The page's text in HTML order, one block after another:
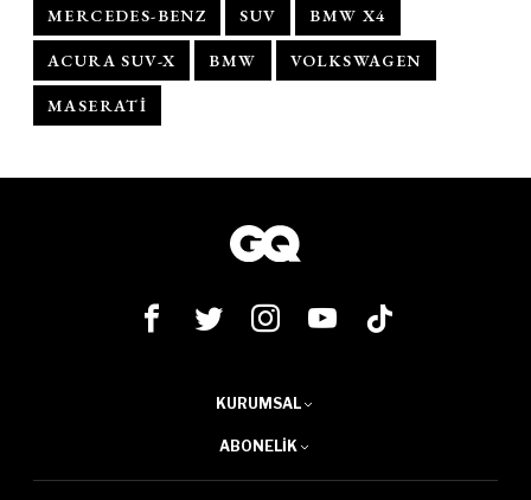
MERCEDES-BENZ SUV BMW X4
ACURA SUV-X BMW VOLKSWAGEN
MASERATI
KURUMSAL
ABONELIK